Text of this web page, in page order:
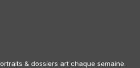
& dossiers art chaque semaine.